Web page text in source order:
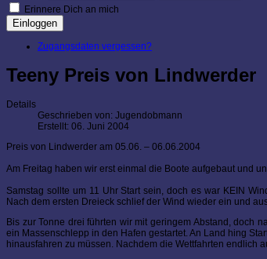
Erinnere Dich an mich
Einloggen
Zugangsdaten vergessen?
Teeny Preis von Lindwerder
Details
Geschrieben von: Jugendobmann
Erstellt: 06. Juni 2004
Preis von Lindwerder am 05.06. – 06.06.2004
Am Freitag haben wir erst einmal die Boote aufgebaut und
Samstag sollte um 11 Uhr Start sein, doch es war KEIN
Nach dem ersten Dreieck schlief der Wind wieder ein und
Bis zur Tonne drei führten wir mit geringem Abstand, doch
ein Massenschlepp in den Hafen gestartet. An Land hing
hinausfahren zu müssen. Nachdem die Wettfahrten endlich